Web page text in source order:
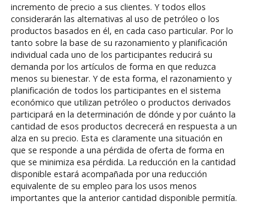
incremento de precio a sus clientes. Y todos ellos
considerarán las alternativas al uso de petróleo o los
productos basados en él, en cada caso particular. Por lo
tanto sobre la base de su razonamiento y planificación
individual cada uno de los participantes reducirá su
demanda por los artículos de forma en que reduzca
menos su bienestar. Y de esta forma, el razonamiento y
planificación de todos los participantes en el sistema
económico que utilizan petróleo o productos derivados
participará en la determinación de dónde y por cuánto la
cantidad de esos productos decrecerá en respuesta a un
alza en su precio. Esta es claramente una situación en
que se responde a una pérdida de oferta de forma en
que se minimiza esa pérdida. La reducción en la cantidad
disponible estará acompañada por una reducción
equivalente de su empleo para los usos menos
importantes que la anterior cantidad disponible permitía.